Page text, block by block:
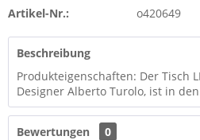
Artikel-Nr.: o420649
Beschreibung
Produkteigenschaften: Der Tisch
Designer Alberto Turolo, ist in
Bewertungen
0